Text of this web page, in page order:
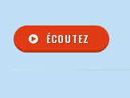
ÉCOUTEZ